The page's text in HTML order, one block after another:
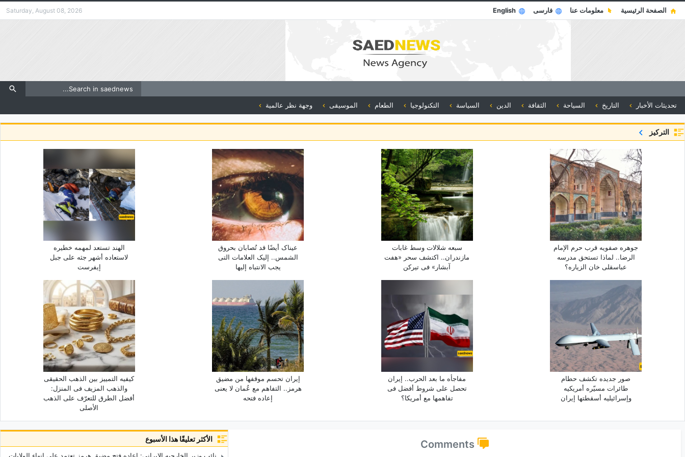
الصفحة الرئيسية معلومات عنا فارسی English
Saturday, August 08, 2026
تحديثات الأخبار التاريخ السياحة الثقافة الدين السياسة التكنولوجيا الطعام الموسيقى وجهة نظر عالمية
التركيز
جوهره صفویه قرب حرم الإمام
الرضا.. لماذا تستحق مدرسه
عباسقلی خان الزیاره؟
سبعه شلالات وسط غابات
مازندران.. اکتشف سحر «هفت
آبشار» فی تیرکن
عیناک أیضًا قد تُصابان بحروق
الشمس.. إلیک العلامات التی
یجب الانتباه إلیها
الهند تستعد لمهمه خطیره
لاستعاده أشهر جثه على جبل
إیفرست
صور جدیده تکشف حطام
طائرات مسیّره أمریکیه
وإسرائیلیه أسقطتها إیران
مفاجأه ما بعد الحرب.. إیران
تحصل على شروط أفضل فی
تفاهمها مع أمریکا؟
إیران تحسم موقفها من مضیق
هرمز.. التفاهم مع عُمان لا یعنی
إعاده فتحه
کیفیه التمییز بین الذهب الحقیقی
والذهب المزیف فی المنزل:
أفضل الطرق للتعرّف على الذهب
الأصلی
الأكثر تعليقًا هذا الأسبوع